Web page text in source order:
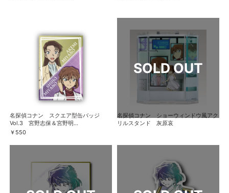
名探偵コナン スクエア型缶バッジ
Vol.3 宮野志保＆宮野明...
￥550
名探偵コナン ショーウィンドウ風アク
リルスタンド 灰原哀